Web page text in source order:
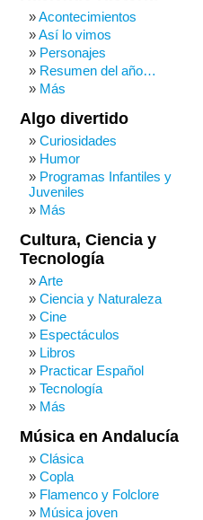
Acontecimientos
Así lo vimos
Personajes
Resumen del año…
Más
Algo divertido
Curiosidades
Humor
Programas Infantiles y
Juveniles
Más
Cultura, Ciencia y
Tecnología
Arte
Ciencia y Naturaleza
Cine
Espectáculos
Libros
Practicar Español
Tecnología
Más
Música en Andalucía
Clásica
Copla
Flamenco y Folclore
Música joven